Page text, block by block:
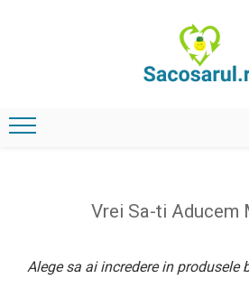
Pungi Model Farmacie
Cere Oferta Personalizare
SACOSE & SACULETI PANZA
Rucsacuri Bumbac
Sacose Personalizate
Pungi Kraft Natur
optiunea Eco-Smart
Vrei Sa-ti Aducem
Alege sa ai incredere in produsele